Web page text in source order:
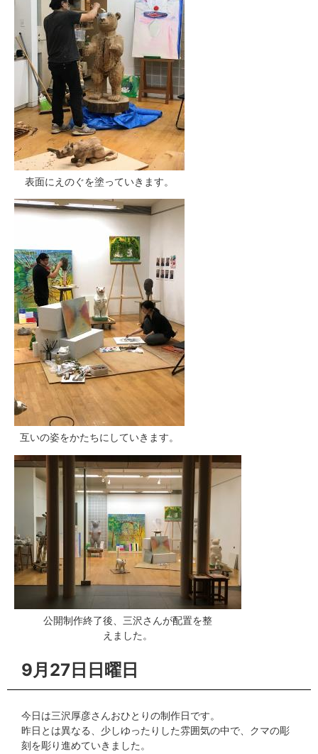
表面にえのぐを塗っていきます。
互いの姿をかたちにしていきます。
公開制作終了後、三沢さんが配置を整
えました。
9月27日日曜日
今日は三沢厚彦さんおひとりの制作日です。
昨日とは異なる、少しゆったりした雰囲気の中で、クマの彫
刻を彫り進めていきました。